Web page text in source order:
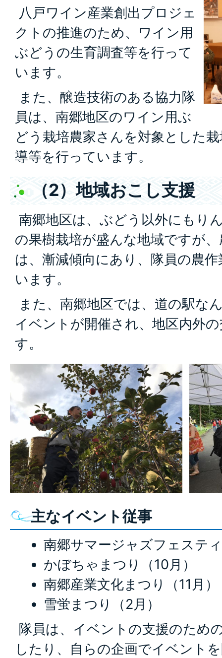
八戸ワイン産業創出プロジェ
クトの推進のため、ワイン用
ぶどうの生育調査等を行って
います。
また、醸造技術のある協力隊
員は、南郷地区のワイン用ぶ
どう栽培農家さんを対象とした
導等を行っています。
（2）地域おこし支援
南郷地区は、ぶどう以外にもり
の果樹栽培が盛んな地域ですが
は、漸減傾向にあり、隊員の農
います。
また、南郷地区では、道の駅な
イベントが開催され、地区内外
す。
主なイベント従事
南郷サマージャズフェステ
かぼちゃまつり（10月）
南郷産業文化まつり（11月）
雪蛍まつり（2月）
隊員は、イベントの支援のため
したり、自らの企画でイベント